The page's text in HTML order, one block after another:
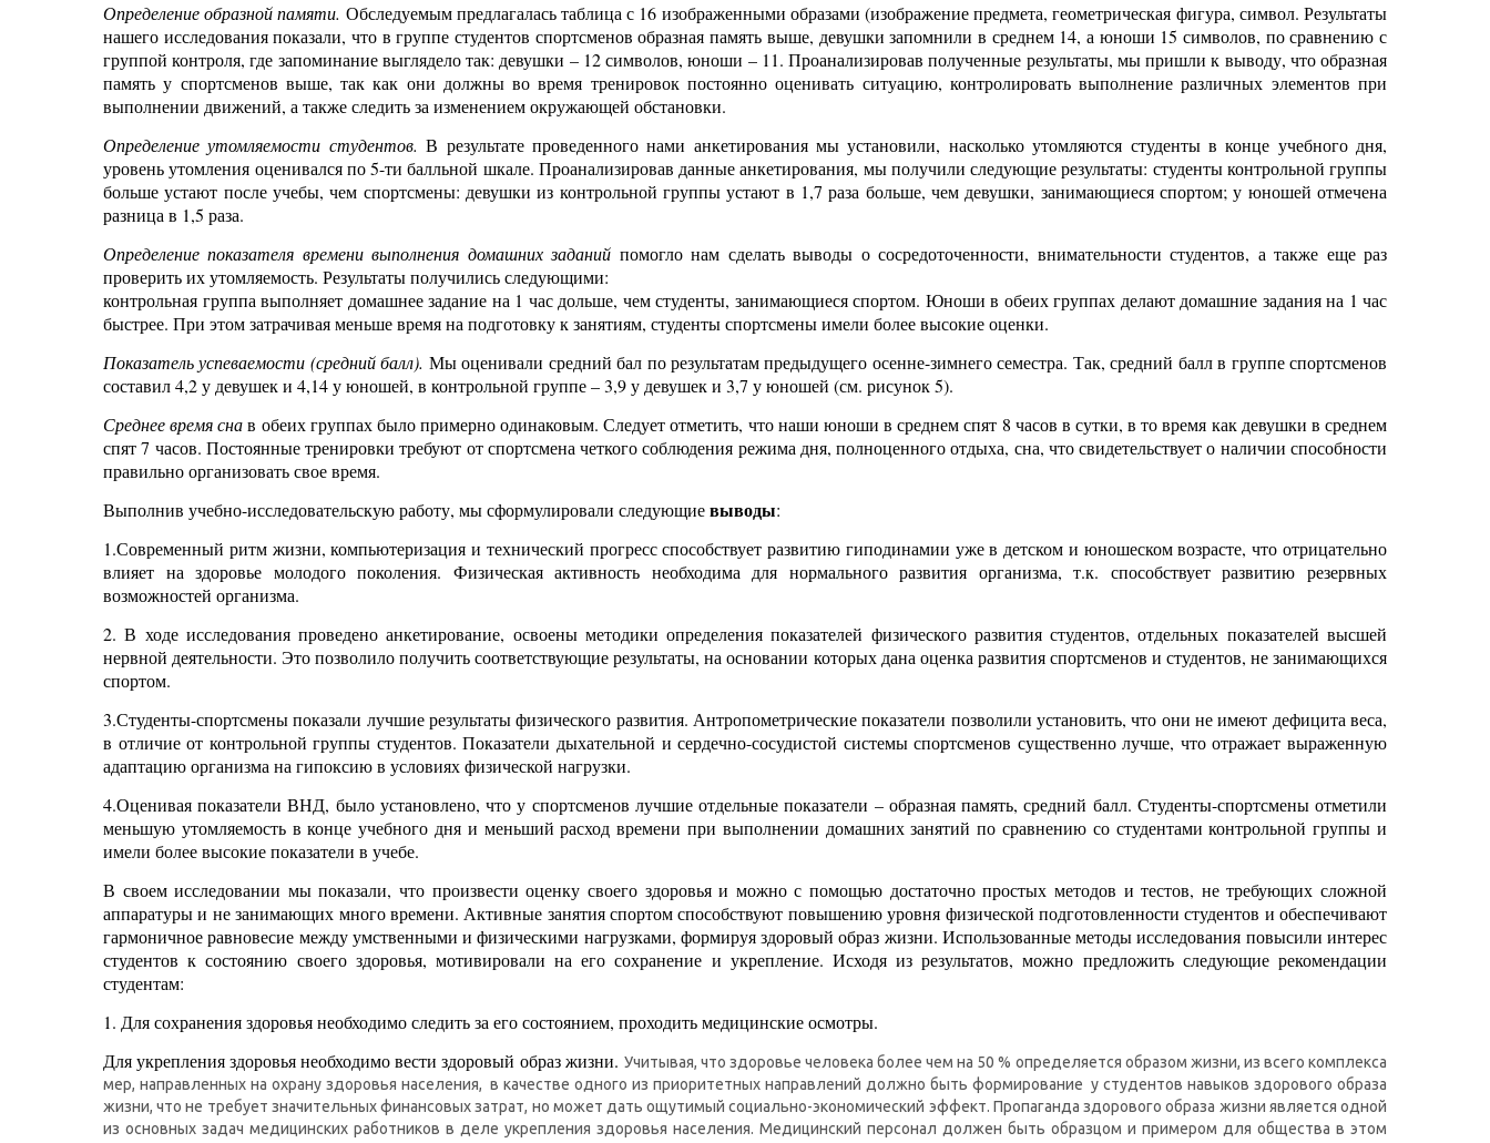
Определение образной памяти. Обследуемым предлагалась таблица с 16 изображенными образами (изображение предмета, геометрическая фигура, символ. Результаты
нашего исследования показали, что в группе студентов спортсменов образная память выше, девушки запомнили в среднем 14, а юноши 15 символов, по сравнению с
группой контроля, где запоминание выглядело так: девушки – 12 символов, юноши – 11. Проанализировав полученные результаты, мы пришли к выводу, что образная
память у спортсменов выше, так как они должны во время тренировок постоянно оценивать ситуацию, контролировать выполнение различных элементов при
выполнении движений, а также следить за изменением окружающей обстановки.
Определение утомляемости студентов. В результате проведенного нами анкетирования мы установили, насколько утомляются студенты в конце учебного дня,
уровень утомления оценивался по 5-ти балльной шкале. Проанализировав данные анкетирования, мы получили следующие результаты: студенты контрольной группы
больше устают после учебы, чем спортсмены: девушки из контрольной группы устают в 1,7 раза больше, чем девушки, занимающиеся спортом; у юношей отмечена
разница в 1,5 раза.
Определение показателя времени выполнения домашних заданий помогло нам сделать выводы о сосредоточенности, внимательности студентов, а также еще раз
проверить их утомляемость. Результаты получились следующими:
контрольная группа выполняет домашнее задание на 1 час дольше, чем студенты, занимающиеся спортом. Юноши в обеих группах делают домашние задания на 1 час
быстрее. При этом затрачивая меньше время на подготовку к занятиям, студенты спортсмены имели более высокие оценки.
Показатель успеваемости (средний балл). Мы оценивали средний бал по результатам предыдущего осенне-зимнего семестра. Так, средний балл в группе спортсменов
составил 4,2 у девушек и 4,14 у юношей, в контрольной группе – 3,9 у девушек и 3,7 у юношей (см. рисунок 5).
Среднее время снав обеих группах было примерно одинаковым. Следует отметить, что наши юноши в среднем спят 8 часов в сутки, в то время как девушки в среднем
спят 7 часов. Постоянные тренировки требуют от спортсмена четкого соблюдения режима дня, полноценного отдыха, сна, что свидетельствует о наличии способности
правильно организовать свое время.
Выполнив учебно-исследовательскую работу, мы сформулировали следующиевыводы:
1.Современный ритм жизни, компьютеризация и технический прогресс способствует развитию гиподинамии уже в детском и юношеском возрасте, что отрицательно
влияет на здоровье молодого поколения. Физическая активность необходима для нормального развития организма, т.к. способствует развитию резервных
возможностей организма.
2. В ходе исследования проведено анкетирование, освоены методики определения показателей физического развития студентов, отдельных показателей высшей
нервной деятельности. Это позволило получить соответствующие результаты, на основании которых дана оценка развития спортсменов и студентов, не занимающихся
спортом.
3.Студенты-спортсмены показали лучшие результаты физического развития. Антропометрические показатели позволили установить, что они не имеют дефицита веса,
в отличие от контрольной группы студентов. Показатели дыхательной и сердечно-сосудистой системы спортсменов существенно лучше, что отражает выраженную
адаптацию организма на гипоксию в условиях физической нагрузки.
4.Оценивая показатели ВНД, было установлено, что у спортсменов лучшие отдельные показатели – образная память, средний балл. Студенты-спортсмены отметили
меньшую утомляемость в конце учебного дня и меньший расход времени при выполнении домашних занятий по сравнению со студентами контрольной группы и
имели более высокие показатели в учебе.
В своем исследовании мы показали, что произвести оценку своего здоровья и можно с помощью достаточно простых методов и тестов, не требующих сложной
аппаратуры и не занимающих много времени. Активные занятия спортом способствуют повышению уровня физической подготовленности студентов и обеспечивают
гармоничное равновесие между умственными и физическими нагрузками, формируя здоровый образ жизни. Использованные методы исследования повысили интерес
студентов к состоянию своего здоровья, мотивировали на его сохранение и укрепление. Исходя из результатов, можно предложить следующие рекомендации
студентам:
1. Для сохранения здоровья необходимо следить за его состоянием, проходить медицинские осмотры.
Для укрепления здоровья необходимо вести здоровый образ жизни. Учитывая, что здоровье человека более чем на 50 % определяется образом жизни, из всего комплекса
мер, направленных на охрану здоровья населения, в качестве одного из приоритетных направлений должно быть формирование у студентов навыков здорового образа
жизни, что не требует значительных финансовых затрат, но может дать ощутимый социально-экономический эффект. Пропаганда здорового образа жизни является одной
из основных задач медицинских работников в деле укрепления здоровья населения. Медицинский персонал должен быть образцом и примером для общества в этом